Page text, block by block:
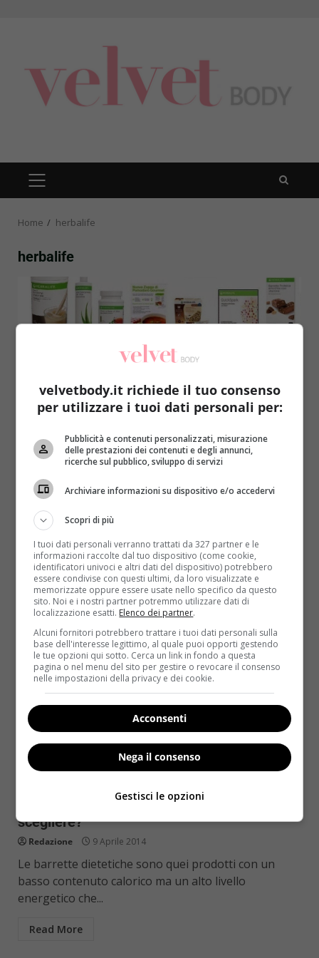
PRIMARY
MENU
Home herbalife
herbalife
Prodotti Herbalife: sostituiscono i pasti, ma
fanno male alla salute?
Redazione
La Herbalife propone un’intera linea di prodotti in
grado di sostituire alcuni pasti e integrare la
propria...
Read More
Snack spuntini e merende
Barrette dietetiche per perdere peso: quali
scegliere?
Redazione 9 Aprile 2014
Le barrette dietetiche sono quei prodotti con un
basso contenuto calorico ma un alto livello
energetico che...
Read More
velvetbody.it richiede il tuo consenso
per utilizzare i tuoi dati personali per:
Pubblicità e contenuti personalizzati, misurazione
delle prestazioni dei contenuti e degli annunci,
ricerche sul pubblico, sviluppo di servizi
Archiviare informazioni su dispositivo e/o accedervi
Scopri di più
I tuoi dati personali verranno trattati da 327 partner e le
informazioni raccolte dal tuo dispositivo (come cookie,
identificatori univoci e altri dati del dispositivo) potrebbero
essere condivise con questi ultimi, da loro visualizzate e
memorizzate oppure essere usate nello specifico da questo
sito. Noi e i nostri partner potremmo utilizzare dati di
localizzazione esatti. Elenco dei partner.
Alcuni fornitori potrebbero trattare i tuoi dati personali sulla
base dell'interesse legittimo, al quale puoi opporti gestendo
le tue opzioni qui sotto. Cerca un link in fondo a questa
pagina o nel menu del sito per gestire o revocare il consenso
nelle impostazioni della privacy e dei cookie.
Acconsenti
Nega il consenso
Gestisci le opzioni